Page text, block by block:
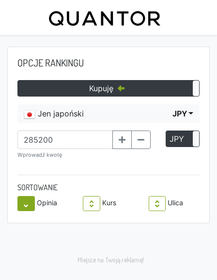
OPCJE RANKINGU
Kupuję
Jen japoński JPY
Wprowadź kwotę
JPY
SORTOWANIE
Opinia Kurs Ulica